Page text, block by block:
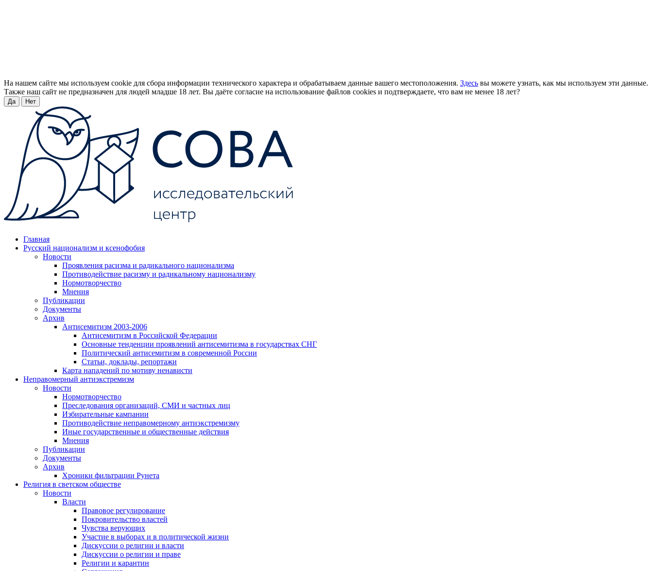
На нашем сайте мы используем cookie для сбора информации технического характера и обрабатываем данные вашего местоположения. Здесь вы можете узнать, как мы используем эти данные.
Также наш сайт не предназначен для людей младше 18 лет. Вы даёте согласие на использование файлов cookies и подтверждаете, что вам не менее 18 лет?
Да Нет
Главная
Русский национализм и ксенофобия
Новости
Проявления расизма и радикального национализма
Противодействие расизму и радикальному национализму
Нормотворчество
Мнения
Публикации
Документы
Архив
Антисемитизм 2003-2006
Антисемитизм в Российской Федерации
Основные тенденции проявлений антисемитизма в государствах СНГ
Политический антисемитизм в современной России
Статьи, доклады, репортажи
Карта нападений по мотиву ненависти
Неправомерный антиэкстремизм
Новости
Нормотворчество
Преследования организаций, СМИ и частных лиц
Избирательные кампании
Противодействие неправомерному антиэкстремизму
Иные государственные и общественные действия
Мнения
Публикации
Документы
Архив
Хроники фильтрации Рунета
Религия в светском обществе
Новости
Власти
Правовое регулирование
Покровительство властей
Чувства верующих
Участие в выборах и в политической жизни
Дискуссии о религии и власти
Дискуссии о религии и праве
Религии и карантин